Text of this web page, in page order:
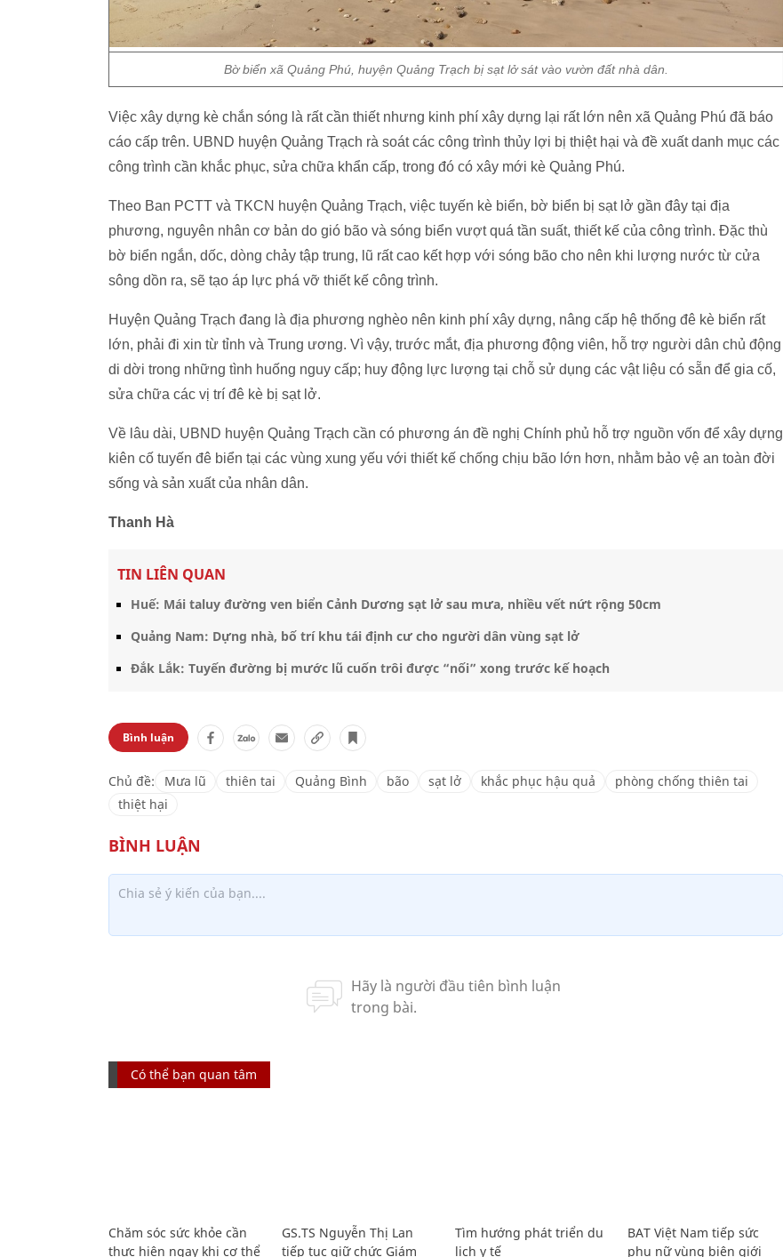
Bờ biển xã Quảng Phú, huyện Quảng Trạch bị sạt lở sát vào vườn đất nhà dân.
Việc xây dựng kè chắn sóng là rất cần thiết nhưng kinh phí xây dựng lại rất lớn nên xã Quảng Phú đã báo
cáo cấp trên. UBND huyện Quảng Trạch rà soát các công trình thủy lợi bị thiệt hại và đề xuất danh mục các
công trình cần khắc phục, sửa chữa khẩn cấp, trong đó có xây mới kè Quảng Phú.
Theo Ban PCTT và TKCN huyện Quảng Trạch, việc tuyến kè biển, bờ biển bị sạt lở gần đây tại địa
phương, nguyên nhân cơ bản do gió bão và sóng biển vượt quá tần suất, thiết kế của công trình. Ðặc thù
bờ biển ngắn, dốc, dòng chảy tập trung, lũ rất cao kết hợp với sóng bão cho nên khi lượng nước từ cửa
sông dồn ra, sẽ tạo áp lực phá vỡ thiết kế công trình.
Huyện Quảng Trạch đang là địa phương nghèo nên kinh phí xây dựng, nâng cấp hệ thống đê kè biển rất
lớn, phải đi xin từ tỉnh và Trung ương. Vì vậy, trước mắt, địa phương động viên, hỗ trợ người dân chủ động
di dời trong những tình huống nguy cấp; huy động lực lượng tại chỗ sử dụng các vật liệu có sẵn để gia cố,
sửa chữa các vị trí đê kè bị sạt lở.
Về lâu dài, UBND huyện Quảng Trạch cần có phương án đề nghị Chính phủ hỗ trợ nguồn vốn để xây dựng
kiên cố tuyến đê biển tại các vùng xung yếu với thiết kế chống chịu bão lớn hơn, nhằm bảo vệ an toàn đời
sống và sản xuất của nhân dân.
Thanh Hà
TIN LIÊN QUAN
Huế: Mái taluy đường ven biển Cảnh Dương sạt lở sau mưa, nhiều vết nứt rộng 50cm
Quảng Nam: Dựng nhà, bố trí khu tái định cư cho người dân vùng sạt lở
Đắk Lắk: Tuyến đường bị mước lũ cuốn trôi được “nối” xong trước kế hoạch
Bình luận
Chủ đề: Mưa lũ thiên tai Quảng Bình bão sạt lở khắc phục hậu quả
phòng chống thiên tai
thiệt hại
Có thể bạn quan tâm
Chăm sóc sức khỏe cần
thực hiện ngay khi cơ thể
GS.TS Nguyễn Thị Lan
tiếp tục giữ chức Giám
Tìm hướng phát triển du
lịch y tế
BAT Việt Nam tiếp sức
phụ nữ vùng biên giới